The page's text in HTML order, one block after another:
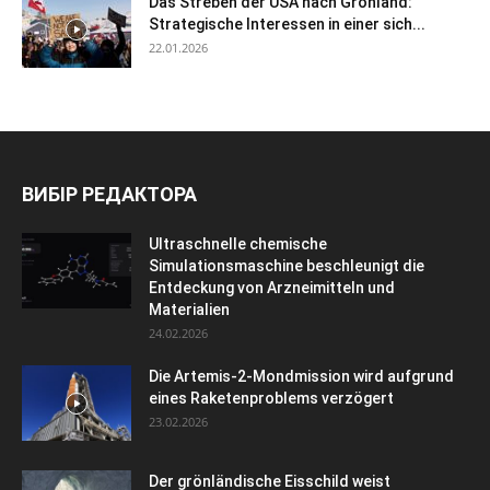
Strategische Interessen in einer sich...
22.01.2026
ВИБІР РЕДАКТОРА
Ultraschnelle chemische
Simulationsmaschine beschleunigt die
Entdeckung von Arzneimitteln und
Materialien
24.02.2026
Die Artemis-2-Mondmission wird aufgrund
eines Raketenproblems verzögert
23.02.2026
Der grönländische Eisschild weist